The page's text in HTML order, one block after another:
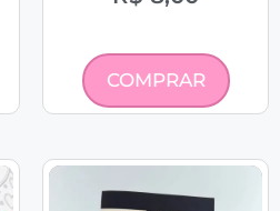
COMPRAR